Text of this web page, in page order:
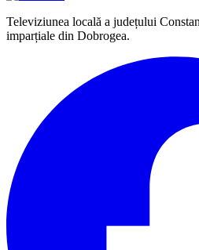
Televiziunea locală a județului
imparțiale din Dobrogea.